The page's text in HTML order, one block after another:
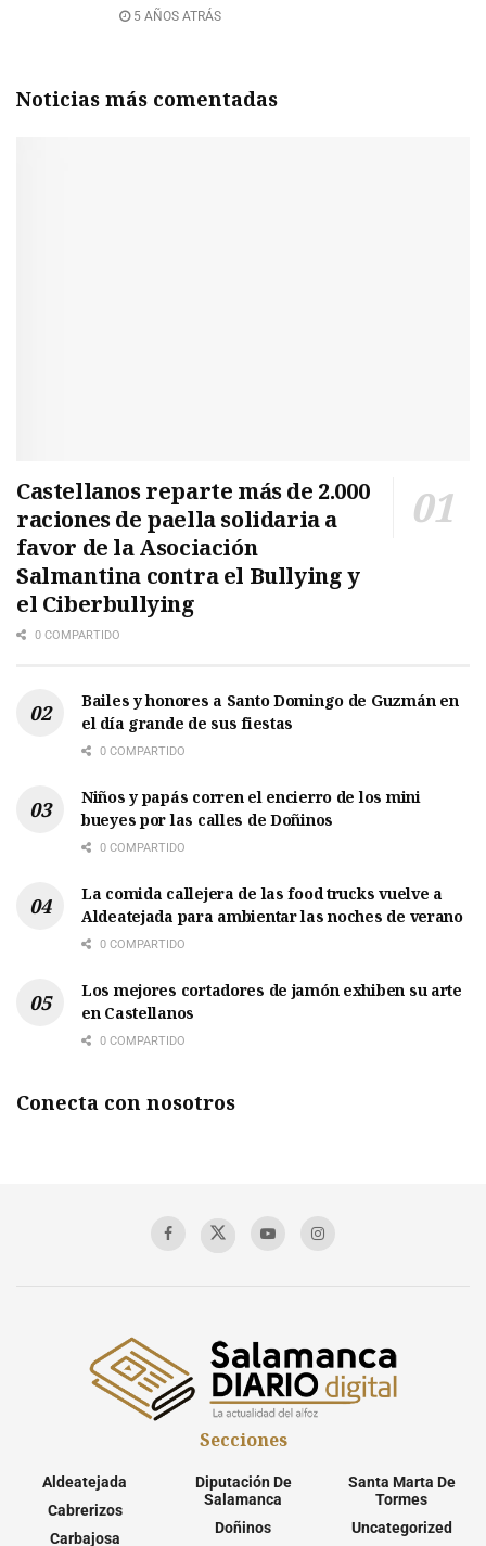
5 AÑOS ATRÁS
Noticias más comentadas
Castellanos reparte más de 2.000
raciones de paella solidaria a
favor de la Asociación
Salmantina contra el Bullying y
el Ciberbullying
0 COMPARTIDO
Bailes y honores a Santo Domingo de Guzmán en
el día grande de sus fiestas
0 COMPARTIDO
Niños y papás corren el encierro de los mini
bueyes por las calles de Doñinos
0 COMPARTIDO
La comida callejera de las food trucks vuelve a
Aldeatejada para ambientar las noches de verano
0 COMPARTIDO
Los mejores cortadores de jamón exhiben su arte
en Castellanos
0 COMPARTIDO
Conecta con nosotros
Secciones
Aldeatejada
Cabrerizos
Carbajosa
Diputación De
Salamanca
Doñinos
Santa Marta De
Tormes
Uncategorized